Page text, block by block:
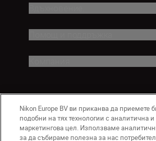
Nikon Europe BV ви приканва да приемете
подобни на тях технологии с аналитична и
маркетингова цел. Използваме
за да събираме полезна за нас